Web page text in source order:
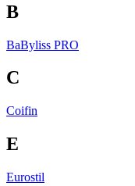
B
BaByliss PRO
C
Coifin
E
Eurostil